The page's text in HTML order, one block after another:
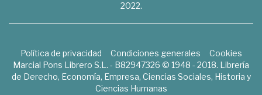
2022.
Política de privacidad Condiciones generales
Cookies
Marcial Pons Librero S.L. - B82947326 © 1948 - 2018. Librería
de Derecho, Economía, Empresa, Ciencias Sociales, Historia y
Ciencias Humanas